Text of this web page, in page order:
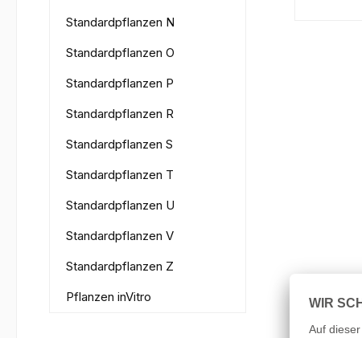
Standardpflanzen N
Standardpflanzen O
Standardpflanzen P
Standardpflanzen R
Standardpflanzen S
Standardpflanzen T
Standardpflanzen U
Standardpflanzen V
Standardpflanzen Z
Pflanzen inVitro